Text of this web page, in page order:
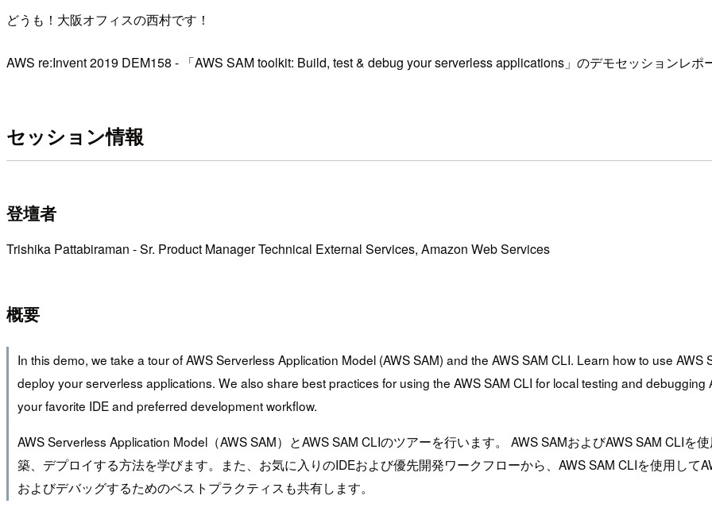
どうも！大阪オフィスの西村です！
AWS re:Invent 2019 DEM158 - 「AWS SAM toolkit: Build, test & debug your serverless applications」のデモセッションレポ
セッション情報
登壇者
Trishika Pattabiraman - Sr. Product Manager Technical External Services, Amazon Web Services
概要
In this demo, we take a tour of AWS Serverless Application Model (AWS SAM) and the AWS SAM CLI. Learn how to use
deploy your serverless applications. We also share best practices for using the AWS SAM CLI for local testing and
your favorite IDE and preferred development workflow.
AWS Serverless Application Model（AWS SAM）とAWS SAM CLIのツアーを行います。 AWS SAMおよびAWS SAM CLI
築、デプロイする方法を学びます。また、お気に入りのIDEおよび優先開発ワークフローから、AWS SAM CLIを使用して
およびデバッグするためのベストプラクティスも共有します。